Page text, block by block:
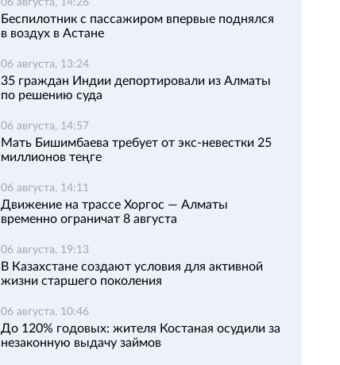
06 августа, 14:26
Беспилотник с пассажиром впервые поднялся
в воздух в Астане
06 августа, 13:24
35 граждан Индии депортировали из Алматы
по решению суда
06 августа, 14:57
Мать Бишимбаева требует от экс-невестки 25
миллионов теңге
06 августа, 14:11
Движение на трассе Хоргос — Алматы
временно ограничат 8 августа
06 августа, 19:13
В Казахстане создают условия для активной
жизни старшего поколения
06 августа, 10:46
До 120% годовых: жителя Костаная осудили за
незаконную выдачу займов